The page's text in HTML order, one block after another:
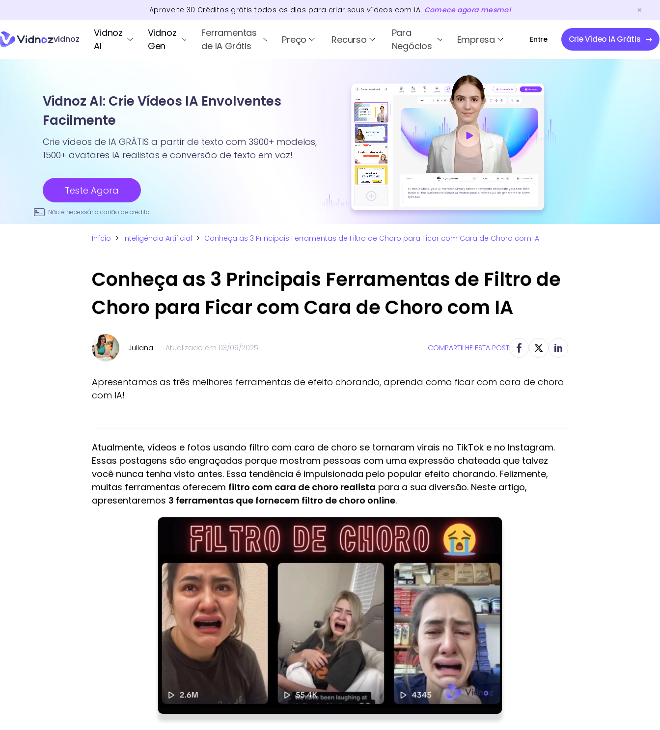
Aproveite 30 Créditos grátis todos os dias para criar seus vídeos com IA. Comece agora mesmo!
vidnoz
Vidnoz
AI
Vidnoz
Gen
Ferramentas
de IA Grátis
Preço Recurso
Para
Negócios
Empresa Entre Crie Vídeo IA Grátis
Vidnoz AI: Crie Vídeos IA Envolventes
Facilmente
Crie vídeos de IA GRÁTIS a partir de texto com 3900+ modelos,
1500+ avatares IA realistas e conversão de texto em voz!
Teste Agora
Não é necessário cartão de crédito
Início > Inteligência Artificial > Conheça as 3 Principais Ferramentas de Filtro de Choro para Ficar com Cara de Choro com IA
Conheça as 3 Principais Ferramentas de Filtro de
Choro para Ficar com Cara de Choro com IA
Juliana Atualizado em 03/09/2025 COMPARTILHE ESTA POST
Apresentamos as três melhores ferramentas de efeito chorando, aprenda como ficar com cara de choro
com IA!
Atualmente, vídeos e fotos usando filtro com cara de choro se tornaram virais no TikTok e no Instagram.
Essas postagens são engraçadas porque mostram pessoas com uma expressão chateada que talvez
você nunca tenha visto antes. Essa tendência é impulsionada pelo popular efeito chorando. Felizmente,
muitas ferramentas oferecem filtro com cara de choro realista para a sua diversão. Neste artigo,
apresentaremos 3 ferramentas que fornecem filtro de choro online.